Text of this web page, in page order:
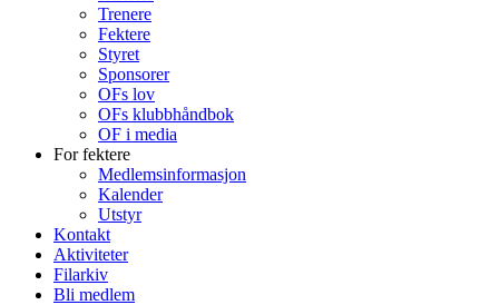
Trenere
Fektere
Styret
Sponsorer
OFs lov
OFs klubbhåndbok
OF i media
For fektere
Medlemsinformasjon
Kalender
Utstyr
Kontakt
Aktiviteter
Filarkiv
Bli medlem